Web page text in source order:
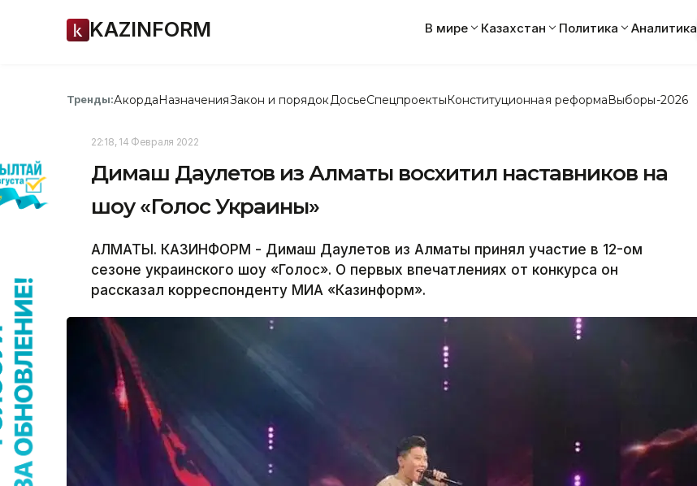
KAZINFORM В мире Казахстан Политика Аналитика
Тренды:АкордаНазначенияЗакон и порядок ДосьеСпецпроектыКонституционная реформаВыборы-2026
22:18, 14 Февраля 2022
Димаш Даулетов из Алматы восхитил наставников на
шоу «Голос Украины»
АЛМАТЫ. КАЗИНФОРМ - Димаш Даулетов из Алматы принял участие в 12-ом
сезоне украинского шоу «Голос». О первых впечатлениях от конкурса он
рассказал корреспонденту МИА «Казинформ».